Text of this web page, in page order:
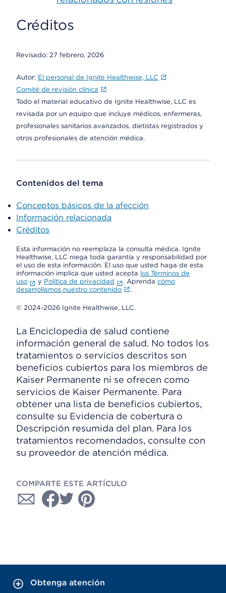
Créditos
Revisado: 27 febrero, 2026
Autor: El personal de Ignite Healthwise, LLC
Comité de revisión clínica
Todo el material educativo de Ignite Healthwise, LLC es
revisada por un equipo que incluye médicos, enfermeras,
profesionales sanitarios avanzados, dietistas registrados y
otros profesionales de atención médica.
Contenidos del tema
Conceptos básicos de la afección
Información relacionada
Créditos
Esta información no reemplaza la consulta médica. Ignite
Healthwise, LLC niega toda garantía y responsabilidad por
el uso de esta información. El uso que usted haga de esta
información implica que usted acepta los Términos de
uso
y Política de privacidad . Aprenda cómo
desarrollamos nuestro contenido
.
© 2024-2026 Ignite Healthwise, LLC.
La Enciclopedia de salud contiene
información general de salud. No todos los
tratamientos o servicios descritos son
beneficios cubiertos para los miembros de
Kaiser Permanente ni se ofrecen como
servicios de Kaiser Permanente. Para
obtener una lista de beneficios cubiertos,
consulte su Evidencia de cobertura o
Descripción resumida del plan. Para los
tratamientos recomendados, consulte con
su proveedor de atención médica.
COMPARTE ESTE ARTÍCULO
Obtenga atención